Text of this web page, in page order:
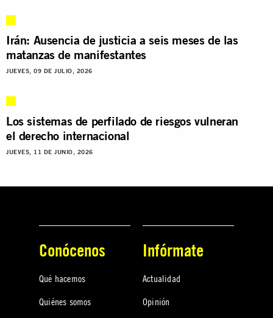
Irán: Ausencia de justicia a seis meses de las
matanzas de manifestantes
JUEVES, 09 DE JULIO, 2026
Los sistemas de perfilado de riesgos vulneran
el derecho internacional
JUEVES, 11 DE JUNIO, 2026
Conócenos
Qué hacemos
Quiénes somos
Infórmate
Actualidad
Opinión